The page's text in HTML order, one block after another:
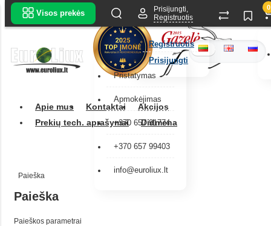
Pristatymas
Apmokėjimas
+370 657 91774
+370 657 99403
info@euroliux.lt
Apie mus Kontaktai
Akcijos
Prekių tech. aprašymai
Didmena
Visos prekės
Prisijungti,
Registruotis
Registruotis
Prisijungti
0
Paieška
Paieška
Paieškos parametrai